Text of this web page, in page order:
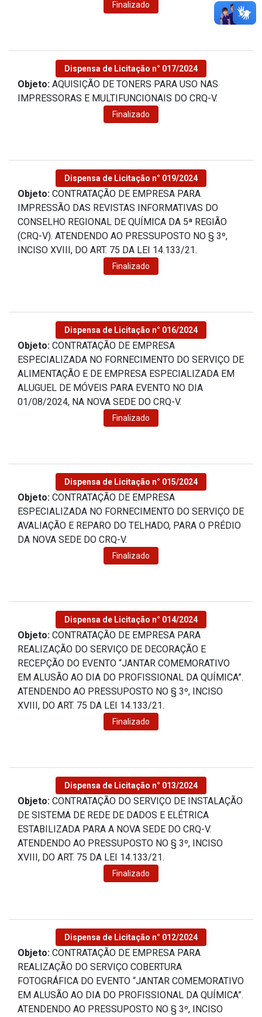
Finalizado
Dispensa de Licitação n° 017/2024
Objeto: AQUISIÇÃO DE TONERS PARA USO NAS
IMPRESSORAS E MULTIFUNCIONAIS DO CRQ-V.
Finalizado
Dispensa de Licitação n° 019/2024
Objeto: CONTRATAÇÃO DE EMPRESA PARA
IMPRESSÃO DAS REVISTAS INFORMATIVAS DO
CONSELHO REGIONAL DE QUÍMICA DA 5ª REGIÃO
(CRQ-V). ATENDENDO AO PRESSUPOSTO NO § 3º,
INCISO XVIII, DO ART. 75 DA LEI 14.133/21.
Finalizado
Dispensa de Licitação n° 016/2024
Objeto: CONTRATAÇÃO DE EMPRESA
ESPECIALIZADA NO FORNECIMENTO DO SERVIÇO DE
ALIMENTAÇÃO E DE EMPRESA ESPECIALIZADA EM
ALUGUEL DE MÓVEIS PARA EVENTO NO DIA
01/08/2024, NA NOVA SEDE DO CRQ-V.
Finalizado
Dispensa de Licitação n° 015/2024
Objeto: CONTRATAÇÃO DE EMPRESA
ESPECIALIZADA NO FORNECIMENTO DO SERVIÇO DE
AVALIAÇÃO E REPARO DO TELHADO, PARA O PRÉDIO
DA NOVA SEDE DO CRQ-V.
Finalizado
Dispensa de Licitação n° 014/2024
Objeto: CONTRATAÇÃO DE EMPRESA PARA
REALIZAÇÃO DO SERVIÇO DE DECORAÇÃO E
RECEPÇÃO DO EVENTO “JANTAR COMEMORATIVO
EM ALUSÃO AO DIA DO PROFISSIONAL DA QUÍMICA”.
ATENDENDO AO PRESSUPOSTO NO § 3º, INCISO
XVIII, DO ART. 75 DA LEI 14.133/21.
Finalizado
Dispensa de Licitação n° 013/2024
Objeto: CONTRATAÇÃO DO SERVIÇO DE INSTALAÇÃO
DE SISTEMA DE REDE DE DADOS E ELÉTRICA
ESTABILIZADA PARA A NOVA SEDE DO CRQ-V.
ATENDENDO AO PRESSUPOSTO NO § 3º, INCISO
XVIII, DO ART. 75 DA LEI 14.133/21.
Finalizado
Dispensa de Licitação n° 012/2024
Objeto: CONTRATAÇÃO DE EMPRESA PARA
REALIZAÇÃO DO SERVIÇO COBERTURA
FOTOGRÁFICA DO EVENTO “JANTAR COMEMORATIVO
EM ALUSÃO AO DIA DO PROFISSIONAL DA QUÍMICA”.
ATENDENDO AO PRESSUPOSTO NO § 3º, INCISO